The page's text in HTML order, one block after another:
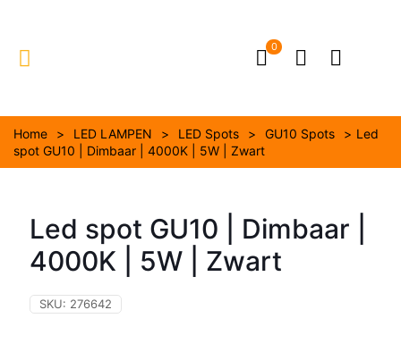
0
Home > LED LAMPEN > LED Spots > GU10 Spots > Led
spot GU10 | Dimbaar | 4000K | 5W | Zwart
Led spot GU10 | Dimbaar |
4000K | 5W | Zwart
SKU: 276642